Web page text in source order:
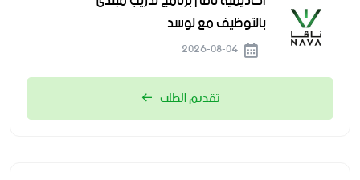
بالتوظيف مع لوسد
تقديم الطلب